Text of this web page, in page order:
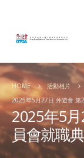
HOME 活動相片
2025年5月27日 外遊會 第
2025年5
員會就職